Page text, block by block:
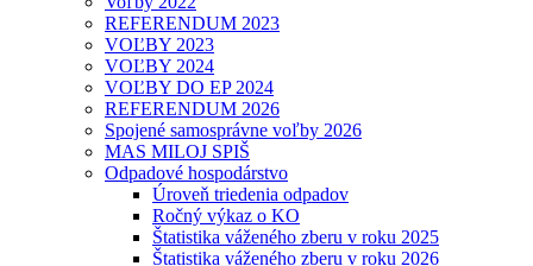
REFERENDUM 2023
VOĽBY 2023
VOĽBY 2024
VOĽBY DO EP 2024
REFERENDUM 2026
Spojené samosprávne voľby 2026
MAS MILOJ SPIŠ
Odpadové hospodárstvo
Úroveň triedenia odpadov
Ročný výkaz o KO
Štatistika váženého zberu v roku 2025
Štatistika váženého zberu v roku 2026